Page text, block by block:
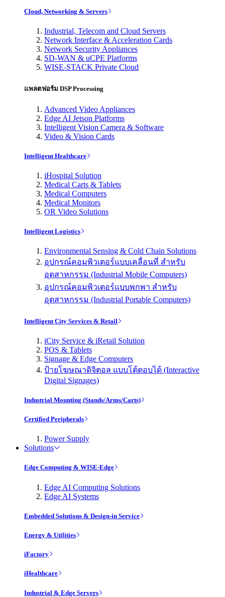
Cloud, Networking & Servers
Industrial, Telecom and Cloud Servers
Network Interface & Acceleration Cards
Network Security Appliances
SD-WAN & uCPE Platforms
WISE-STACK Private Cloud
แพลตฟอร์ม DSP Processing
Advanced Video Appliances
Edge AI Jetson Platforms
Intelligent Vision Camera & Software
Video & Vision Cards
Intelligent Healthcare
iHospital Solution
Medical Carts & Tablets
Medical Computers
Medical Monitors
OR Video Solutions
Intelligent Logistics
Environmental Sensing & Cold Chain Solutions
อุปกรณ์คอมพิวเตอร์แบบเคลื่อนที่ สำหรับ
อุตสาหกรรม (Industrial Mobile Computers)
อุปกรณ์คอมพิวเตอร์แบบพกพา สำหรับ
อุตสาหกรรม (Industrial Portable Computers)
Intelligent City Services & Retail
iCity Service & iRetail Solution
POS & Tablets
Signage & Edge Computers
ป้ายโฆษณาดิจิตอล แบบโต้ตอบได้ (Interactive
Digital Signages)
Industrial Mounting (Stands/Arms/Carts)
Certified Peripherals
Power Supply
Solutions
Edge Computing & WISE-Edge
Edge AI Computing Solutions
Edge AI Systems
Embedded Solutions & Design-in Service
Energy & Utilities
iFactory
iHealthcare
Industrial & Edge Servers